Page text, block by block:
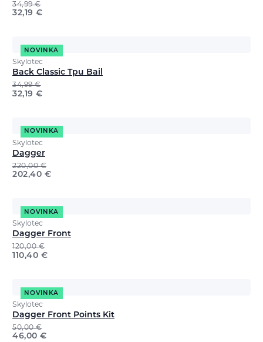
34,99€
32,19 €
NOVINKA
Skylotec
Back Classic Tpu Bail
34,99€
32,19 €
NOVINKA
Skylotec
Dagger
220,00€
202,40 €
NOVINKA
Skylotec
Dagger Front
120,00€
110,40 €
NOVINKA
Skylotec
Dagger Front Points Kit
50,00€
46,00 €